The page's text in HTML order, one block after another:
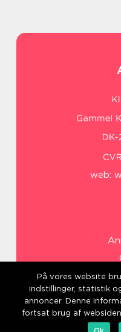
web:
På vores website
indstillinger, statistik
annoncer. Denne
fortsat brug af